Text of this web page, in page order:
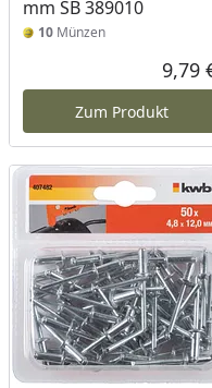
mm SB 389010
10 Münzen
9,79
Zum Produkt